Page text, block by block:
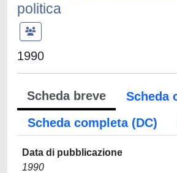
politica
1990
Scheda breve
Scheda
Scheda completa (DC)
Data di pubblicazione
1990